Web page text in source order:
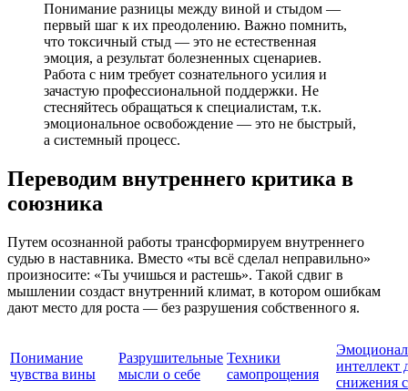
Понимание разницы между виной и стыдом —
первый шаг к их преодолению. Важно помнить,
что токсичный стыд — это не естественная
эмоция, а результат болезненных сценариев.
Работа с ним требует сознательного усилия и
зачастую профессиональной поддержки. Не
стесняйтесь обращаться к специалистам, т.к.
эмоциональное освобождение — это не быстрый,
а системный процесс.
Переводим внутреннего критика в
союзника
Путем осознанной работы трансформируем внутреннего
судью в наставника. Вместо «ты всё сделал неправильно»
произносите: «Ты учишься и растешь». Такой сдвиг в
мышлении создаст внутренний климат, в котором ошибкам
дают место для роста — без разрушения собственного я.
Понимание
чувства вины
Разрушительные
мысли о себе
Техники
самопрощения
интеллект
снижения